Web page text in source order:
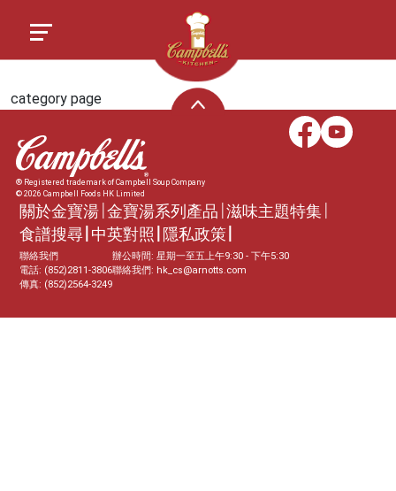
category page
® Registered trademark of Campbell Soup Company
© 2026 Campbell Foods HK Limited
聯絡我們
電話: (852)2811-3806
傳真: (852)2564-3249
辦公時間: 星期一至五上午9:30 - 下午5:30
聯絡我們: hk_cs@arnotts.com
關於金寶湯 金寶湯系列產品 滋味主題特集
食譜搜尋 中英對照 隱私政策